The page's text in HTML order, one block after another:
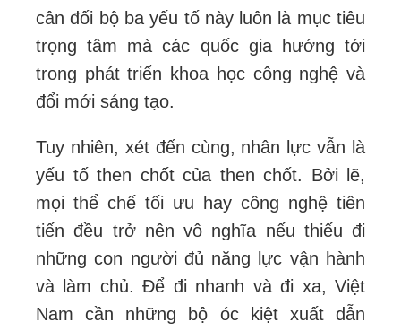
cân đối bộ ba yếu tố này luôn là mục tiêu
trọng tâm mà các quốc gia hướng tới
trong phát triển khoa học công nghệ và
đổi mới sáng tạo.
Tuy nhiên, xét đến cùng, nhân lực vẫn là
yếu tố then chốt của then chốt. Bởi lẽ,
mọi thể chế tối ưu hay công nghệ tiên
tiến đều trở nên vô nghĩa nếu thiếu đi
những con người đủ năng lực vận hành
và làm chủ. Để đi nhanh và đi xa, Việt
Nam cần những bộ óc kiệt xuất dẫn